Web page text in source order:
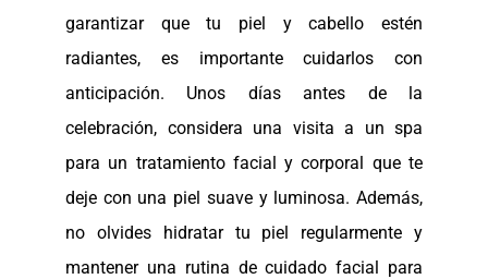
garantizar que tu piel y cabello estén
radiantes, es importante cuidarlos con
anticipación. Unos días antes de la
celebración, considera una visita a un spa
para un tratamiento facial y corporal que te
deje con una piel suave y luminosa. Además,
no olvides hidratar tu piel regularmente y
mantener una rutina de cuidado facial para